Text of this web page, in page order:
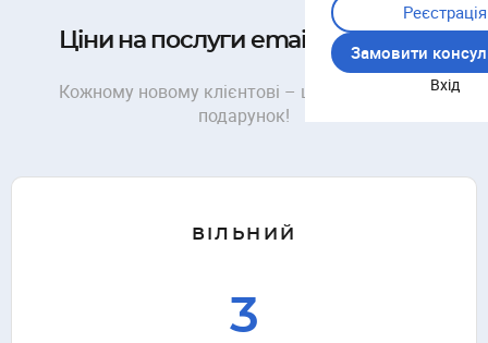
Реєстрація
Замовити
Вхід
Ціни на послуги email-розсилок
Кожному новому клієнтові – шаблон листа в
подарунок!
ВІЛЬНИЙ
3